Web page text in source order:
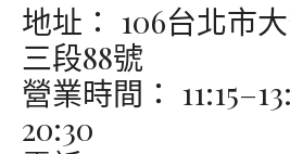
地址： 106台北市
三段88號
營業時間：
20:30